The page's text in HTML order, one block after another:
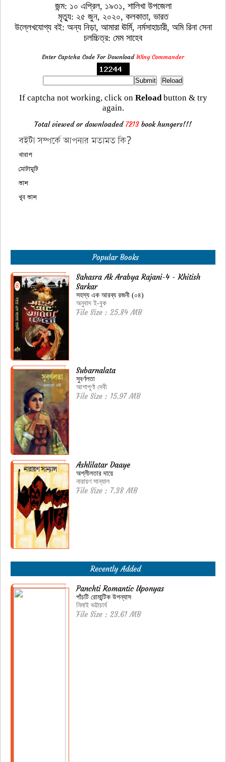
জন্ম: ১০ এপ্রিল, ১৯৩১, শালিখা উপজেলা
মৃত্যু: ২৫ জুন, ২০২০, কলকাতা, ভারত
উল্লেখযোগ্য বই: অন্য নিড়া, আমারা ঊর্মি, নর্মসাহাচারী, অমি রিনা সেনা
চলচ্চিত্র: মেম সাহেব
Enter Captcha Code For Download Wing Commander
If captcha not working, click on Reloadbutton & try
again.
Total viewed or downloaded 7213 book hungers!!!
Popular Books
Sahasra Ak Arabya Rajani-4 - Khitish
Sarkar
সহস্য এক আরব্য রজনী (০৪)
অনুবাদ ই-বুক
File Size : 25.84 MB
Subarnalata
সুবর্ণলতা
আশাপূর্ণা দেবী
File Size : 15.97 MB
Ashlilatar Daaye
অশ্লীলতার দায়ে
নারায়ণ সান্যাল
File Size : 7.38 MB
Recently Added
Panchti Romantic Uponyas
পাঁচটি রোমান্টিক উপন্যাস
নিমাই ভট্টাচার্য
File Size : 23.61 MB